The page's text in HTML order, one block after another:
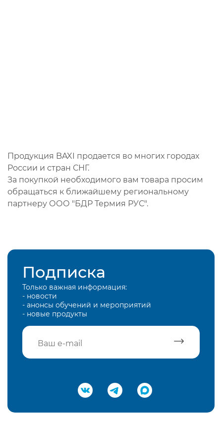
Продукция BAXI продается во многих городах
России и стран СНГ.
За покупкой необходимого вам товара просим
обращаться к ближайшему региональному
партнеру ООО "БДР Термия РУС".
Подписка
Только важная информация:
- новости
- анонсы обучений и мероприятий
- новые продукты
Подтвердить e-mail